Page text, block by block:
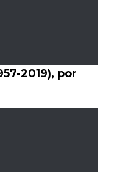
2019), por